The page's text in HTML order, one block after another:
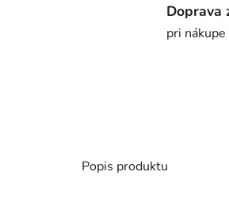
Doprava
pri
Popis produktu